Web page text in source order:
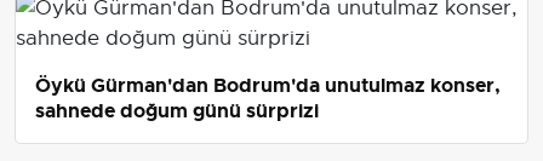
Öykü Gürman'dan Bodrum'da unutulmaz konser,
sahnede doğum günü sürprizi